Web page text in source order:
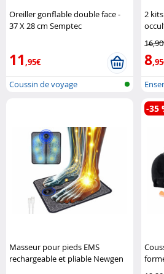
Oreiller gonflable double face -
37 X 28 cm Semptec
11,95€
Coussin de voyage
2
8
Masseur pour pieds EMS
rechargeable et pliable Newgen
et
-35